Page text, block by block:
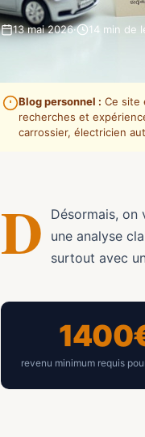
13 mai 2026· 14 min de
Blog personnel : Ce site
recherches et
carrossier, électricien
D
Désormais, on
une analyse
surtout avec
revenu minimum requis